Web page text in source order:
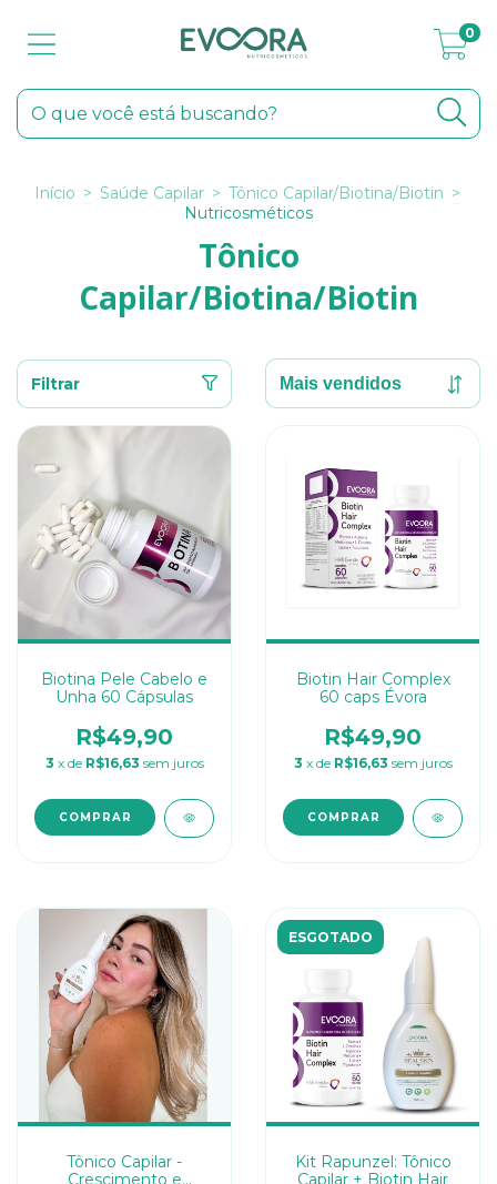
0
Início > Saúde Capilar > Tônico Capilar/Biotina/Biotin >
Nutricosméticos
Tônico
Capilar/Biotina/Biotin
Filtrar
Biotina Pele Cabelo e
Unha 60 Cápsulas
R$49,90
3 x de R$16,63 sem juros
Biotin Hair Complex
60 caps Évora
R$49,90
3 x de R$16,63 sem juros
Tônico Capilar -
Crescimento e
ESGOTADO
Kit Rapunzel: Tônico
Capilar + Biotin Hair